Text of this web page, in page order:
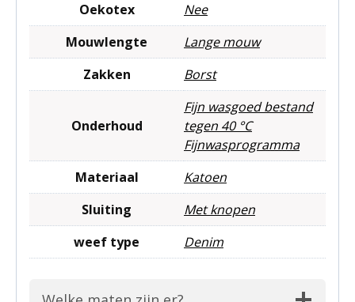
Oekotex
Nee
Mouwlengte
Lange mouw
Zakken
Borst
Onderhoud
Fijn wasgoed bestand
tegen 40 °C
Fijnwasprogramma
Materiaal
Katoen
Sluiting
Met knopen
weef type
Denim